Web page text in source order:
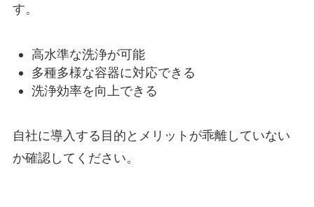
す。
高水準な洗浄が可能
多種多様な容器に対応できる
洗浄効率を向上できる
自社に導入する目的とメリットが乖離していない
か確認してください。